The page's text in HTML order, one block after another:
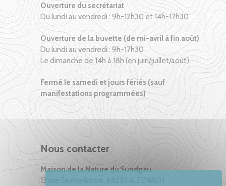
Ouverture du secrétariat
Du lundi au vendredi : 9h-12h30 et 14h-17h30
Ouverture de la buvette (de mi-avril à fin août)
Du lundi au vendredi : 9h-17h30
Le dimanche de 14h à 18h (en juin/juillet/août)
Fermé le samedi et jours fériés (sauf
manifestations programmées)
Nous contacter
Maison de la Nature du Sundgau
13 rue Sainte Barbe, 68210 ALTENACH